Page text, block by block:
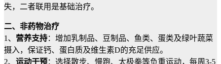
失，二者联用是基础治疗。
二、非药物治疗
1、 营养支持：增加乳制品、豆制品、鱼类、蛋类及绿叶蔬菜
摄入，保证钙、蛋白质及维生素D的充足供应。
2、 运动干预：选择散步、慢跑、太极拳等负重运动，每周3-5